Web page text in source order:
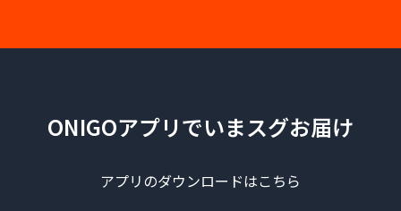
ONIGOアプリでいまスグお届け
アプリのダウンロードはこちら